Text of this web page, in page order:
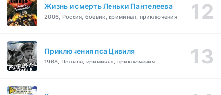
Жизнь и смерть Леньки Пантелеева
2006, Россия, боевик, криминал, приключения
Приключения пса Цивиля
1968, Польша, криминал, приключения